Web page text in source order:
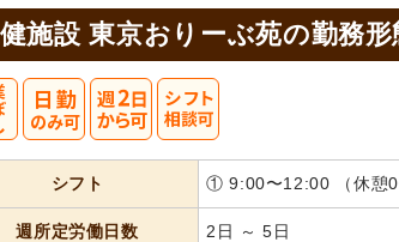
施設 東京おりーぶ苑の勤務形
シフト ① 9:00〜12:00 （休憩0
週所定労働日数 2日 ～ 5日